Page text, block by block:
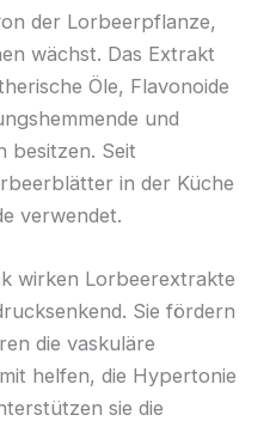
der Lorbeerpflanze,
wächst. Das Extrakt
Öle, Flavonoide
und
besitzen. Seit
in der Küche
verwendet.
wirken Lorbeerextrakte
Sie fördern
die vaskuläre
helfen, die Hypertonie
sie die